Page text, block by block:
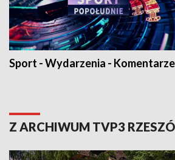
Sport - Wydarzenia - Komentarze
Z ARCHIWUM TVP3